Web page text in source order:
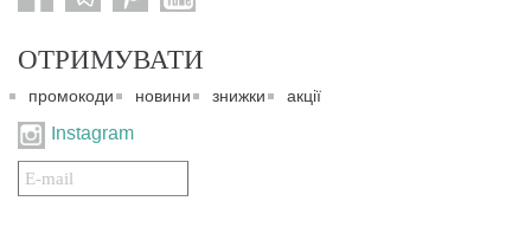
ОТРИМУВАТИ
промокоди новини знижки акції
Instagram
Подписаться
на